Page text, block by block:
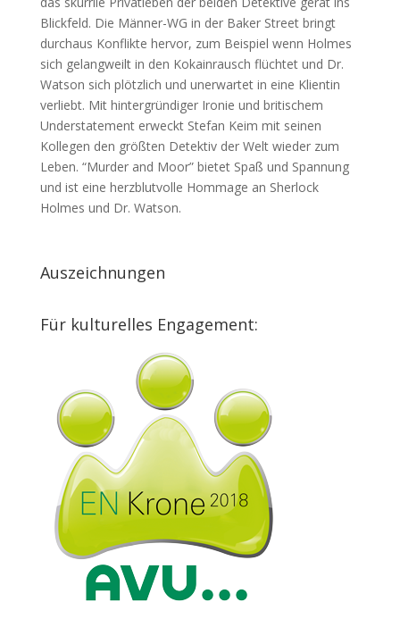
Blickfeld. Die Männer-WG in der Baker Street bringt
durchaus Konflikte hervor, zum Beispiel wenn Holmes
sich gelangweilt in den Kokainrausch flüchtet und Dr.
Watson sich plötzlich und unerwartet in eine Klientin
verliebt. Mit hintergründiger Ironie und britischem
Understatement erweckt Stefan Keim mit seinen
Kollegen den größten Detektiv der Welt wieder zum
Leben. “Murder and Moor” bietet Spaß und Spannung
und ist eine herzblutvolle Hommage an Sherlock
Holmes und Dr. Watson.
Auszeichnungen
Für kulturelles Engagement: